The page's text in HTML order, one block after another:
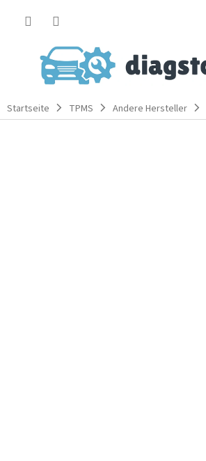
Startseite TPMS Andere Hersteller